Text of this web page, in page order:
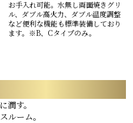
お手入れ可能。水無し両面焼きグリ
ル、ダブル高火力、ダブル温度調整
など便利な機能も標準装備しており
ます。※B、Cタイプのみ。
潤す。
ルーム。